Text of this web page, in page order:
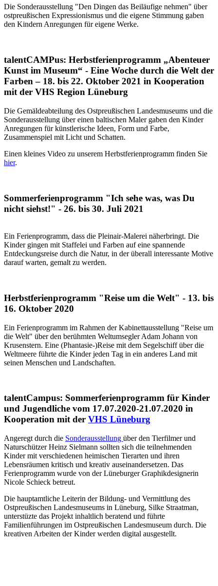
Die Sonderausstellung "Den Dingen das Beiläufige nehmen" über
ostpreußischen Expressionismus und die eigene Stimmung gaben
den Kindern Anregungen für eigene Werke.
talentCAMPus: Herbstferienprogramm „Abenteuer
Kunst im Museum“ - Eine Woche durch die Welt der
Farben – 18. bis 22. Oktober 2021 in Kooperation
mit der VHS Region Lüneburg
Die Gemäldeabteilung des Ostpreußischen Landesmuseums und die
Sonderausstellung über einen baltischen Maler gaben den Kinder
Anregungen für künstlerische Ideen, Form und Farbe,
Zusammenspiel mit Licht und Schatten.
Einen kleines Video zu unserem Herbstferienprogramm finden Sie
hier.
Sommerferienprogramm "Ich sehe was, was Du
nicht siehst!" - 26. bis 30. Juli 2021
Ein Ferienprogramm, dass die Pleinair-Malerei näherbringt. Die
Kinder gingen mit Staffelei und Farben auf eine spannende
Entdeckungsreise durch die Natur, in der überall interessante Motive
darauf warten, gemalt zu werden.
Herbstferienprogramm "Reise um die Welt" - 13. bis
16. Oktober 2020
Ein Ferienprogramm im Rahmen der Kabinettausstellung "Reise um
die Welt" über den berühmten Weltumsegler Adam Johann von
Krusenstern. Eine (Phantasie-)Reise mit dem Segelschiff über die
Weltmeere führte die Kinder jeden Tag in ein anderes Land mit
seinen Menschen und Landschaften.
talentCampus: Sommerferienprogramm für Kinder
und Jugendliche vom 17.07.2020-21.07.2020 in
Kooperation mit der VHS Lüneburg
Angeregt durch die Sonderausstellung über den Tierfilmer und
Naturschützer Heinz Sielmann sollten sich die teilnehmenden
Kinder mit verschiedenen heimischen Tierarten und ihren
Lebensräumen kritisch und kreativ auseinandersetzen. Das
Ferienprogramm wurde von der Lüneburger Graphikdesignerin
Nicole Schieck betreut.
Die hauptamtliche Leiterin der Bildung- und Vermittlung des
Ostpreußischen Landesmuseums in Lüneburg, Silke Straatman,
unterstüzte das Projekt inhaltlich beratend und führte
Familienführungen im Ostpreußischen Landesmuseum durch. Die
kreativen Arbeiten der Kinder werden digital ausgestellt.